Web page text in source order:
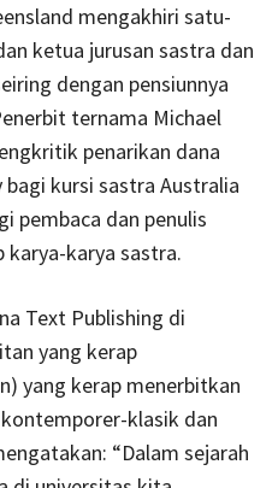
mengakhiri satu-
ketua jurusan sastra dan
dengan pensiunnya
ternama Michael
penarikan dana
kursi sastra Australia
pembaca dan penulis
karya-karya sastra.
Text Publishing di
yang kerap
yang kerap menerbitkan
klasik dan
“Dalam sejarah